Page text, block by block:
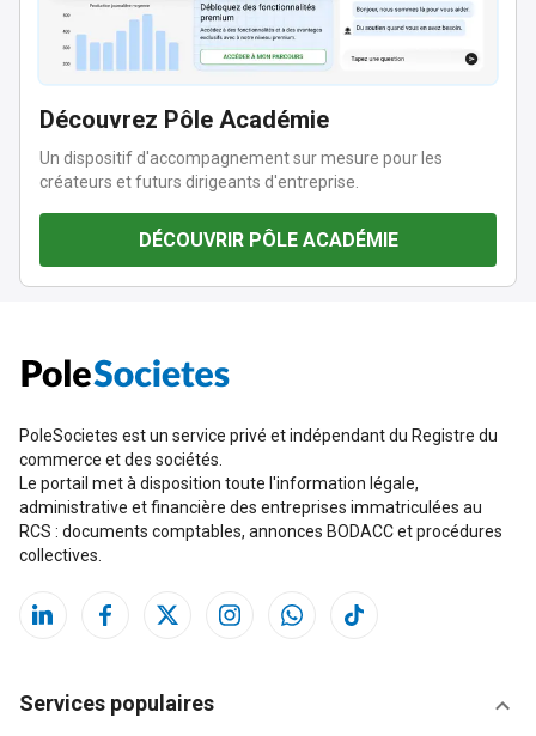
Découvrez Pôle Académie
Un dispositif d'accompagnement sur mesure pour les
créateurs et futurs dirigeants d'entreprise.
DÉCOUVRIR PÔLE ACADÉMIE
PoleSocietes est un service privé et indépendant du Registre du
commerce et des sociétés.
Le portail met à disposition toute l'information légale,
administrative et financière des entreprises immatriculées au
RCS : documents comptables, annonces BODACC et procédures
collectives.
Services populaires